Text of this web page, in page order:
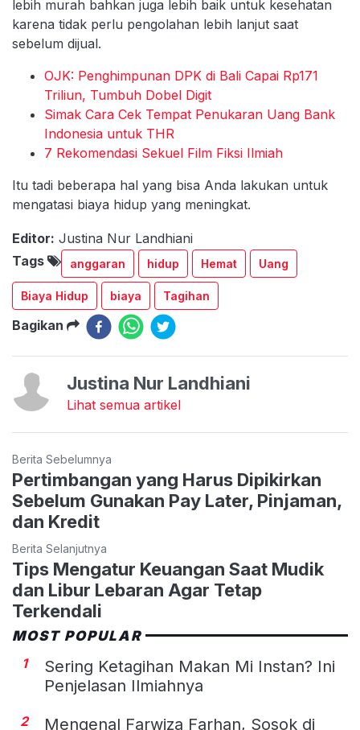
lebih murah bahkan juga lebih baik untuk kesehatan
karena tidak perlu pengolahan lebih lanjut saat
sebelum dijual.
OJK: Penghimpunan DPK di Bali Capai Rp171
Triliun, Tumbuh Dobel Digit
Simak Cara Cek Tempat Penukaran Uang Bank
Indonesia untuk THR
7 Rekomendasi Sekuel Film Fiksi Ilmiah
Itu tadi beberapa hal yang bisa Anda lakukan untuk
mengatasi biaya hidup yang meningkat.
Editor: Justina Nur Landhiani
Tags
anggaran hidup Hemat Uang
Biaya Hidup biaya Tagihan
Bagikan
Justina Nur Landhiani
Lihat semua artikel
Berita Sebelumnya
Pertimbangan yang Harus Dipikirkan
Sebelum Gunakan Pay Later, Pinjaman,
dan Kredit
Berita Selanjutnya
Tips Mengatur Keuangan Saat Mudik
dan Libur Lebaran Agar Tetap
Terkendali
MOST POPULAR
1
Sering Ketagihan Makan Mi Instan? Ini
Penjelasan Ilmiahnya
2
Mengenal Farwiza Farhan, Sosok di